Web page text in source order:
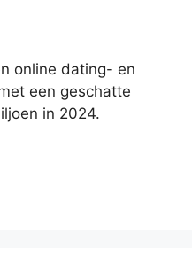
online dating- en
een geschatte
in 2024.